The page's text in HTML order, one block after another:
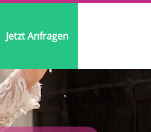
Jetzt Anfragen